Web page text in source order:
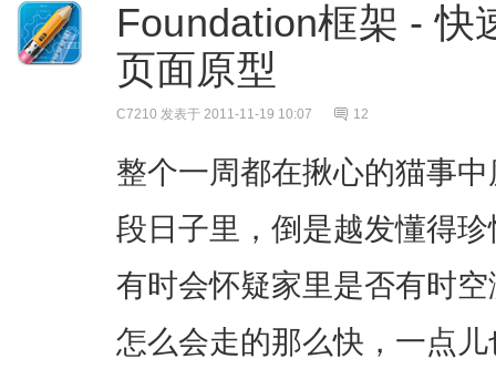
Foundation框架 - 快
页面原型
C7210 发表于 2011-11-19 10:07 12
整个一周都在揪心的猫事
段日子里，倒是越发懂得
有时会怀疑家里是否有时
怎么会走的那么快，一点